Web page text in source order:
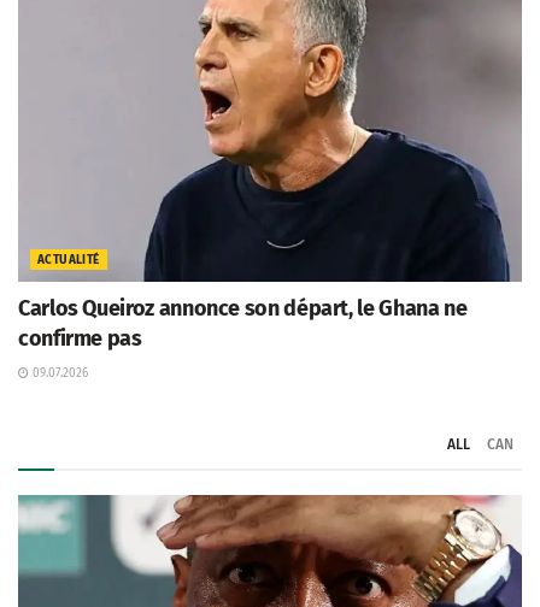
ACTUALITÉ
Carlos Queiroz annonce son départ, le Ghana ne
confirme pas
09.07.2026
ALL CAN